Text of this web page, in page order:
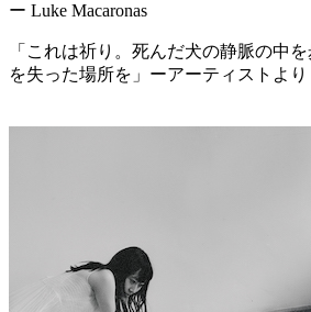
ー Luke Macaronas
「これは祈り。死んだ犬の静脈の中
を失った場所を」ーアーティストより